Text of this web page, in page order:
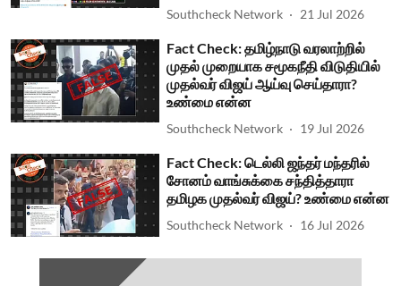
Southcheck Network 21 Jul 2026
Fact Check: தமிழ்நாடு வரலாற்றில்
முதல் முறையாக சமூகநீதி விடுதியில்
முதல்வர் விஜய் ஆய்வு செய்தாரா?
உண்மை என்ன
Southcheck Network 19 Jul 2026
Fact Check: டெல்லி ஜந்தர் மந்தரில்
சோனம் வாங்சுக்கை சந்தித்தாரா
தமிழக முதல்வர் விஜய்? உண்மை என்ன
Southcheck Network 16 Jul 2026